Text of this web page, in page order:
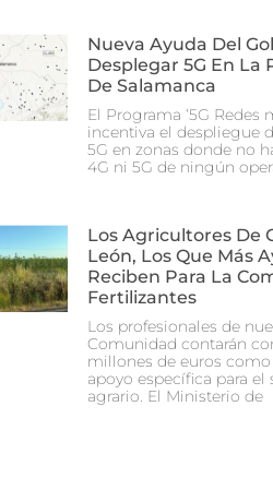
Nueva Ayuda Del
Desplegar 5G En La
De Salamanca
El Programa ‘5G Redes
incentiva el despliegue
5G en zonas donde no
4G ni 5G de ningún
Los Agricultores De
León, Los Que Más
Reciben Para La
Fertilizantes
Los profesionales de
Comunidad contarán
millones de euros
apoyo específica para el
agrario. El Ministerio de